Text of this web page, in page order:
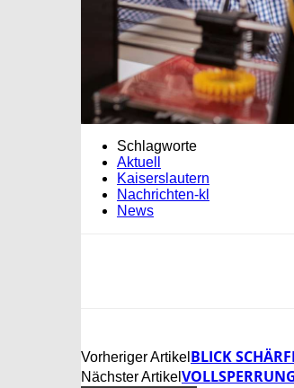
Schlagworte
Aktuell
Kaiserslautern
Nachrichten-kl
News
Vorheriger Artikel BLICK
Nächster Artikel